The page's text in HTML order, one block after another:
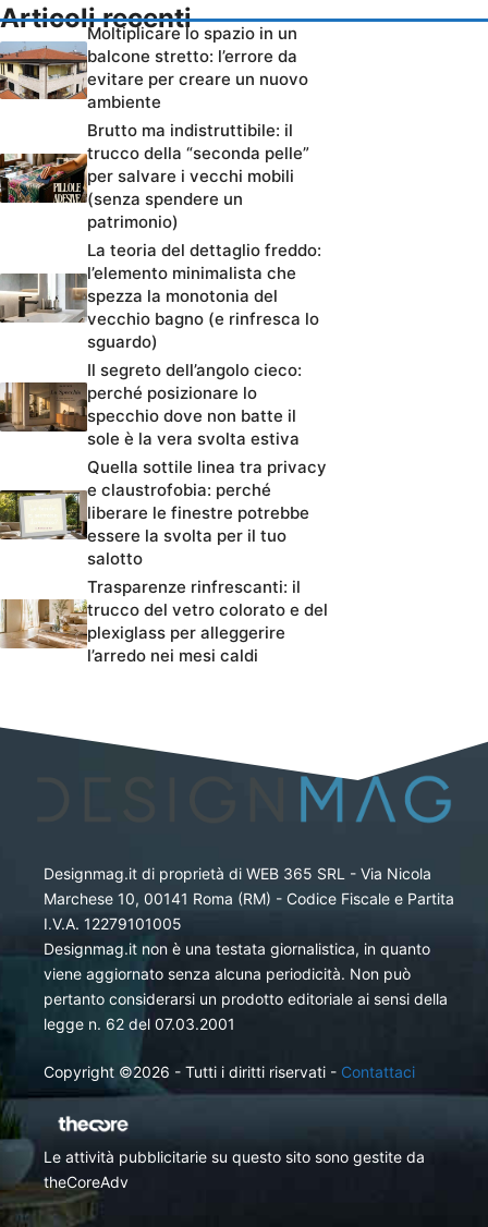
Articoli recenti
Moltiplicare lo spazio in un
balcone stretto: l’errore da
evitare per creare un nuovo
ambiente
Brutto ma indistruttibile: il
trucco della “seconda pelle”
per salvare i vecchi mobili
(senza spendere un
patrimonio)
La teoria del dettaglio freddo:
l’elemento minimalista che
spezza la monotonia del
vecchio bagno (e rinfresca lo
sguardo)
Il segreto dell’angolo cieco:
perché posizionare lo
specchio dove non batte il
sole è la vera svolta estiva
Quella sottile linea tra privacy
e claustrofobia: perché
liberare le finestre potrebbe
essere la svolta per il tuo
salotto
Trasparenze rinfrescanti: il
trucco del vetro colorato e del
plexiglass per alleggerire
l’arredo nei mesi caldi
Designmag.it di proprietà di WEB 365 SRL - Via Nicola
Marchese 10, 00141 Roma (RM) - Codice Fiscale e Partita
I.V.A. 12279101005
Designmag.it non è una testata giornalistica, in quanto
viene aggiornato senza alcuna periodicità. Non può
pertanto considerarsi un prodotto editoriale ai sensi della
legge n. 62 del 07.03.2001
Copyright ©2026 - Tutti i diritti riservati - Contattaci
Le attività pubblicitarie su questo sito sono gestite da
theCoreAdv